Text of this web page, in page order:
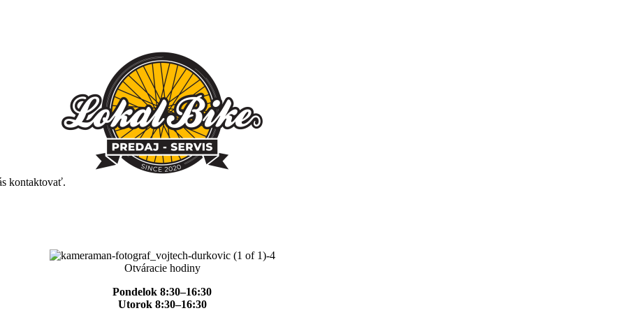
kontaktovať.
Otváracie hodiny
Pondelok 8:30–16:30
Utorok 8:30–16:30